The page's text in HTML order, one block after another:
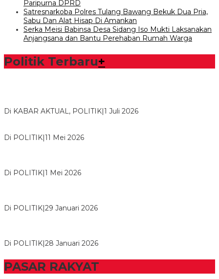
Paripurna DPRD
Satresnarkoba Polres Tulang Bawang Bekuk Dua Pria,
Sabu Dan Alat Hisap Di Amankan
Serka Meisi Babinsa Desa Sidang Iso Mukti Laksanakan
Anjangsana dan Bantu Perehaban Rumah Warga
Politik Terbaru+
Di KABAR AKTUAL, POLITIK|1 Juli 2026
Di POLITIK|11 Mei 2026
Di POLITIK|1 Mei 2026
Di POLITIK|29 Januari 2026
Di POLITIK|28 Januari 2026
PASAR RAKYAT